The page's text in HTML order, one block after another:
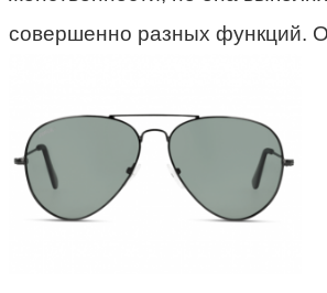
совершенно разных функций.